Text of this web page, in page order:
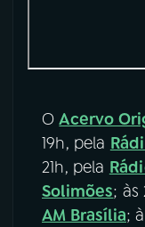
OAcervo
19h, pela
21h, pela
Solimões; às
AM Brasília;